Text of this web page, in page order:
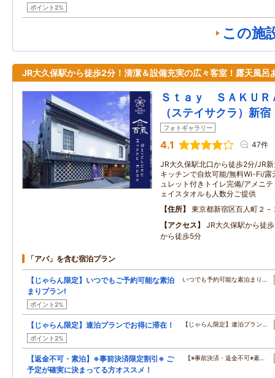
ポイント2%
この施
JR大久保駅から徒歩2分！清潔＆設備充実の広々客室！露天風呂
Ｓｔａｙ ＳＡＫＵ
（ステイサクラ）新
フォトギャラリー
4.1 47件
JR大久保駅北口から徒歩2分/JR
キッチンで自炊可能/無料Wi-Fi/
ュレット付きトイレ完備/アメニ
ェイスタオルも人数分ご提供
住所
東京都新宿区百人町２－
アクセス
JR大久保駅から徒
から徒歩5分
「アパ」を含む宿泊プラン
【じゃらん限定】いつでもご予約可能な素泊
まりプラン!
ポイント2%
いつでも予約可能な素泊まり…
【じゃらん限定】連泊プランでお得に滞在！
ポイント2%
【じゃらん限定】連泊プラン…
【返金不可・素泊】※事前決済限定割引※ ご
予定が確実に決まってる方オススメ！
【※事前決済・返金不可※素…